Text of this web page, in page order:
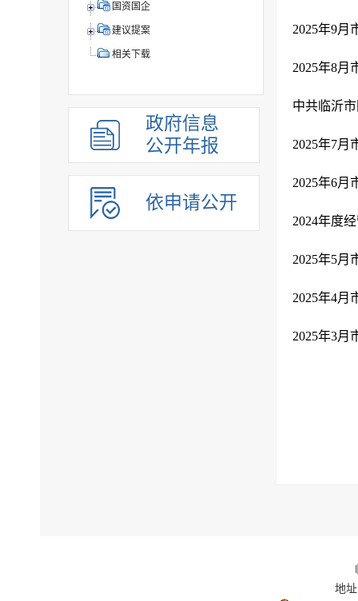
国资国企
建议提案
相关下载
政府信息
公开年报
依申请公开
2025年9月
2025年8月
中共临沂
2025年7月
2025年6月
2024年度
2025年5月
2025年4月
2025年3月
地